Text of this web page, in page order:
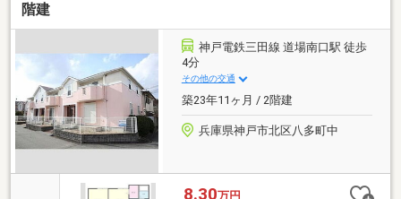
階建
神戸電鉄三田線 道場南口駅 徒歩
4分
その他の交通
築23年11ヶ月 / 2階建
兵庫県神戸市北区八多町中
8.30万円